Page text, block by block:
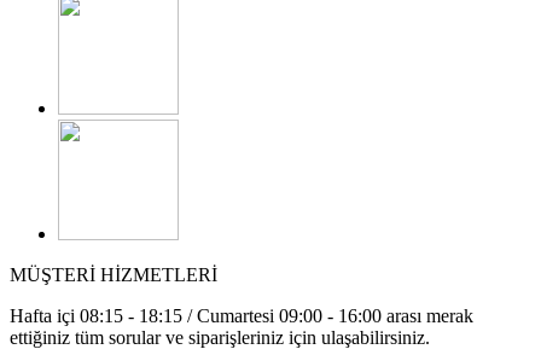
MÜŞTERİ HİZMETLERİ
Hafta içi 08:15 - 18:15 / Cumartesi 09:00 - 16:00 arası merak
ettiğiniz tüm sorular ve siparişleriniz için ulaşabilirsiniz.